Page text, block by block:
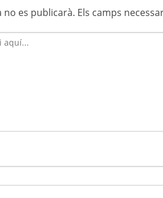
no es publicarà. Els camps